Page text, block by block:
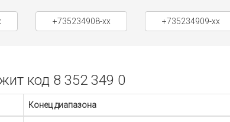
+735234908-xx +735234909-xx
код 8 352 349 0
Конец диапазона